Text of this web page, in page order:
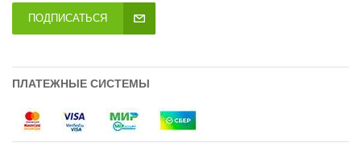
ПОДПИСАТЬСЯ
ПЛАТЕЖНЫЕ СИСТЕМЫ